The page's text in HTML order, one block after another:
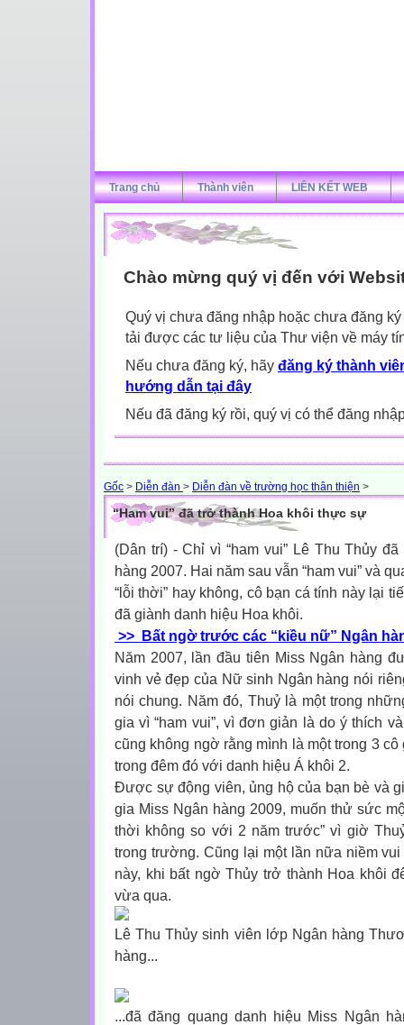
Trang chủ Thành viên LIÊN KẾT WEB
Chào mừng quý vị đến với
Quý vị chưa đăng nhập hoặc chưa đăng
tải được các tư liệu của Thư viện về máy
Nếu chưa đăng ký, hãy đăng ký thành
hướng dẫn tại đây
Nếu đã đăng ký rồi, quý vị có thể đăng
Gốc > Diễn đàn > Diễn đàn về trường học thân thiện >
“Ham vui” đã trở thành Hoa khôi thực sự
(Dân trí) - Chỉ vì “ham vui” Lê Thu Thủy
hàng 2007. Hai năm sau vẫn “ham vui” và
“lỗi thời” hay không, cô bạn cá tính này lại
đã giành danh hiệu Hoa khôi.
>> Bất ngờ trước các “kiều nữ” Ngân
Năm 2007, lần đầu tiên Miss Ngân hàng
vinh vẻ đẹp của Nữ sinh Ngân hàng nói
nói chung. Năm đó, Thuỷ là một trong
gia vì “ham vui”, vì đơn giản là do ý thích
cũng không ngờ rằng mình là một trong 3
trong đêm đó với danh hiệu Á khôi 2.
Được sự động viên, ủng hộ của bạn bè và
gia Miss Ngân hàng 2009, muốn thử sức
thời không so với 2 năm trước” vì giờ
trong trường. Cũng lại một lần nữa niềm
này, khi bất ngờ Thủy trở thành Hoa khôi
vừa qua.
Lê Thu Thủy sinh viên lớp Ngân hàng
hàng...
...đã đăng quang danh hiệu Miss Ngân